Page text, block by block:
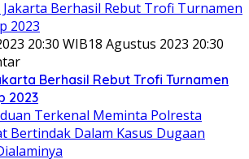
20:30 WIB18 Agustus 2023 20:30
Berhasil Rebut Trofi Turnamen
2023